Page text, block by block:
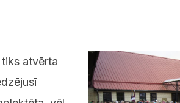
atvērta